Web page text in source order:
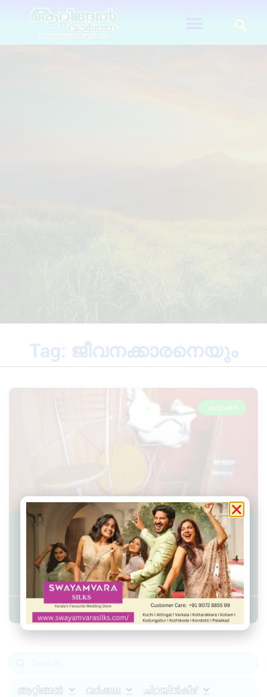
Tag: ജീവനക്കാരനെയും
കാട്ടാക്കട
പൊറോട്ടയ്ക്കൊപ്പം നൽകിയ ഗ്രേവി
കുറഞ്ഞുപോയി, ഹോട്ടൽ
ജീവനക്കാരെ മർദിച്ചു
Admin YS April 16, 2024 11:03 am
ആറ്റിങ്ങൽ വർക്കല ചിറയിൻകീഴ്